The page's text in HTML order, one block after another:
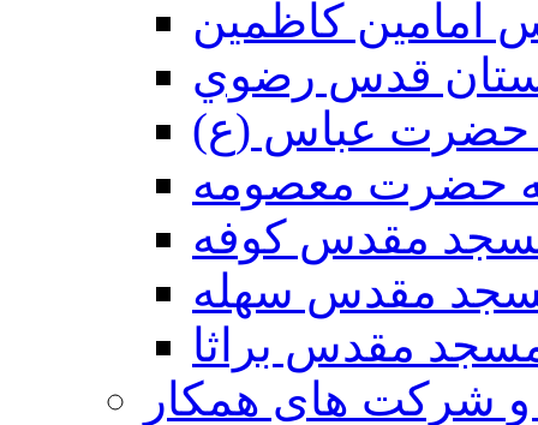
امامين كاظمين
قدس رضوي
حضرت عباس (ع)
حضرت معصومه
مقدس كوفه
مقدس سهله
مقدس براثا
و شرکت های همکار